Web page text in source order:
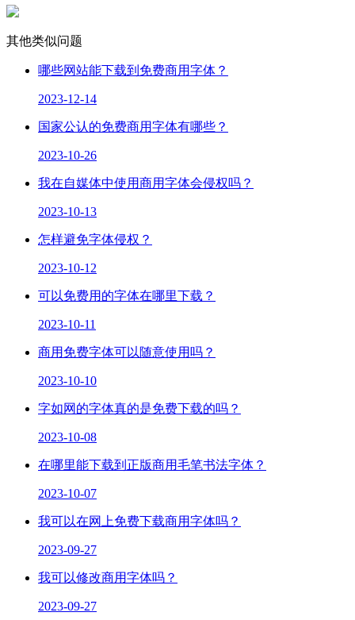
其他类似问题
哪些网站能下载到免费商用字体？
2023-12-14
国家公认的免费商用字体有哪些？
2023-10-26
我在自媒体中使用商用字体会侵权吗？
2023-10-13
怎样避免字体侵权？
2023-10-12
可以免费用的字体在哪里下载？
2023-10-11
商用免费字体可以随意使用吗？
2023-10-10
字如网的字体真的是免费下载的吗？
2023-10-08
在哪里能下载到正版商用毛笔书法字体？
2023-10-07
我可以在网上免费下载商用字体吗？
2023-09-27
我可以修改商用字体吗？
2023-09-27